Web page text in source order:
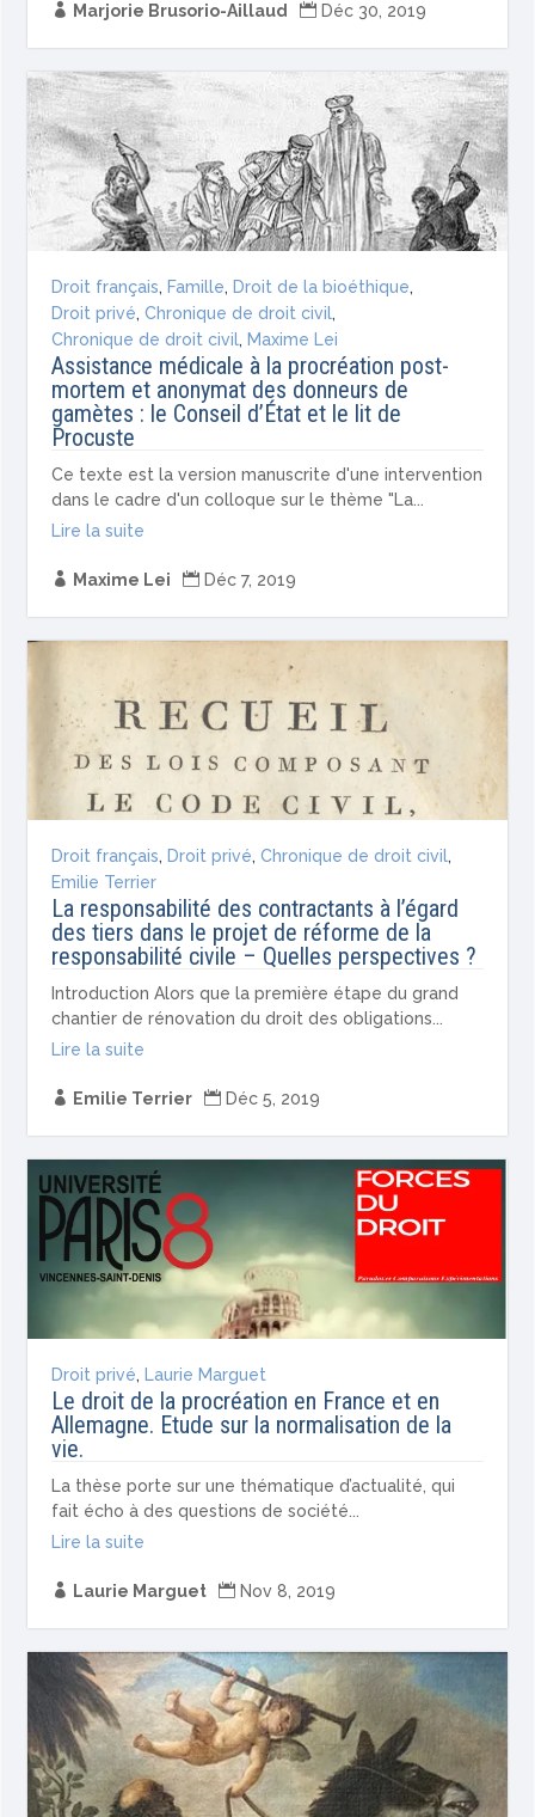
 Marjorie Brusorio-Aillaud  Déc 30, 2019
Droit français, Famille, Droit de la bioéthique,
Droit privé,Chronique de droit civil,
Chronique de droit civil, Maxime Lei
Assistance médicale à la procréation post-
mortem et anonymat des donneurs de
gamètes : le Conseil d’État et le lit de
Procuste
Ce texte est la version manuscrite d'une intervention
dans le cadre d'un colloque sur le thème "La...
Lire la suite
 Maxime Lei  Déc 7, 2019
Droit français, Droit privé,Chronique de droit civil,
Emilie Terrier
La responsabilité des contractants à l’égard
des tiers dans le projet de réforme de la
responsabilité civile – Quelles perspectives ?
Introduction Alors que la première étape du grand
chantier de rénovation du droit des obligations...
Lire la suite
 Emilie Terrier  Déc 5, 2019
Droit privé, Laurie Marguet
Le droit de la procréation en France et en
Allemagne. Etude sur la normalisation de la
vie.
La thèse porte sur une thématique d’actualité, qui
fait écho à des questions de société...
Lire la suite
 Laurie Marguet  Nov 8, 2019